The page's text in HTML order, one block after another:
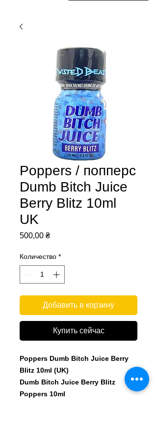
Poppers / попперс
Dumb Bitch Juice
Berry Blitz 10ml
UK
500,00 ₴Цена
Количество *
Добавить в корзину
Купить сейчас
Poppers Dumb Bitch Juice Berry
Blitz 10ml (UK)
Dumb Bitch Juice Berry Blitz
Poppers 10ml